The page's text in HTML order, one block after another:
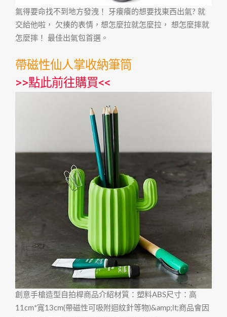
氣得要命找不到地方發洩！ 牙癢癢的想要找東西出氣? 就
交給他啦， 欠揍的表情，想怎麼拉就怎麼拉， 想怎麼摔就
怎麼摔！ 最佳出氣包首選。
帶磁性仙人掌收納筆筒
>>點此前往購買<<
創意手槍造型自拍桿商品介紹材質：塑料ABS尺寸：高
11cm*寬13cm(帶磁性可吸附迴紋針等物)&amp;lt;商品會因